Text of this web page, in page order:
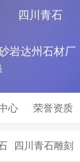
四川青石
岩达州石材厂
心 荣誉资质
四川青石雕刻